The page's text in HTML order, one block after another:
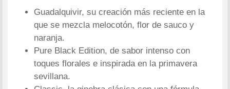
Guadalquivir, su creación más reciente en la
que se mezcla melocotón, flor de sauco y
naranja.
Pure Black Edition, de sabor intenso con
toques florales e inspirada en la primavera
sevillana.